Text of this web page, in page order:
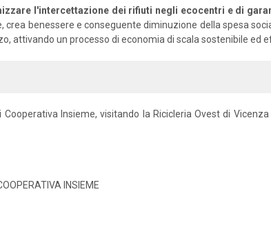
l'intercettazione dei rifiuti negli ecocentri e di
benessere e conseguente diminuzione della spesa
attivando un processo di economia di scala sostenibile ed
Insieme, visitando la Ricicleria Ovest di
INSIEME